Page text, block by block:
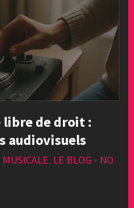
libre de droit :
audiovisuels
, LE BLOG • NO